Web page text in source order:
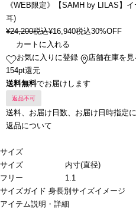
《WEB限定》【SAMH by LILAS】
耳)
¥24,200税込¥16,940税込30%OFF
カートに入れる
お気に入りに登録
店舗在庫を見
154pt還元
送料無料でお届けします
返品不可
送料、お届け日数、お届け日時指定
返品について
サイズ
サイズ
内寸(直径)
フリー
1.1
サイズガイド 身長別サイズイメージ
アイテム説明・詳細